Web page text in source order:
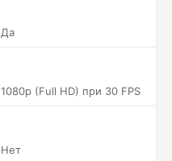
Да
1080p (Full HD) при 30 FPS
Нет